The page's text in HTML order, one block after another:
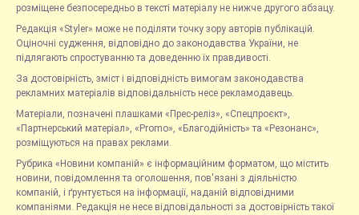
розміщене безпосередньо в тексті матеріалу не нижче другого абзацу.
Редакція «Styler» може не поділяти точку зору авторів публікацій.
Оціночні судження, відповідно до законодавства України, не
підлягають спростуванню та доведенню їх правдивості.
За достовірність, зміст і відповідність вимогам законодавства
рекламних матеріалів відповідальність несе рекламодавець.
Матеріали, позначені плашками «Прес-реліз», «Спецпроєкт»,
«Партнерський матеріал», «Promo», «Благодійність» та «Резонанс»,
розміщуються на правах реклами.
Рубрика «Новини компаній» є інформаційним форматом, що містить
новини, повідомлення та оголошення, пов'язані з діяльністю
компаній, і ґрунтується на інформації, наданій відповідними
компаніями. Редакція не несе відповідальності за достовірність такої